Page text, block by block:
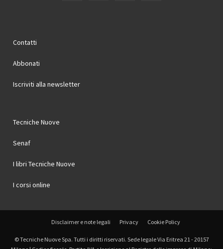
Contatti
Abbonati
Iscriviti alla newsletter
Tecniche Nuove
Senaf
I libri Tecniche Nuove
I corsi online
Disclaimer e note legali Privacy Cookie Policy
© Tecniche Nuove Spa. Tutti i diritti riservati. Sede legale Via Eritrea 21 - 20157